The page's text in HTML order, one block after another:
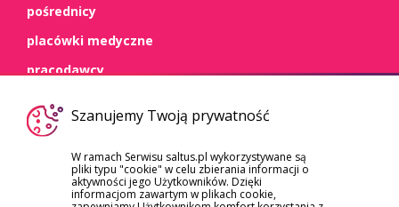
pośrednicy
placówki medyczne
pracodawcy
WSPARCIE
dokumenty
szkody/roszczenia
Szanujemy Twoją prywatność
W ramach Serwisu saltus.pl wykorzystywane są
pliki typu "cookie" w celu zbierania informacji o
aktywności jego Użytkowników. Dzięki
informacjom zawartym w plikach cookie,